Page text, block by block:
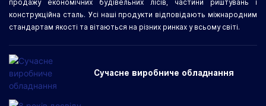
продажу економічних будівельних лісів, частини риштувань і
конструкційна сталь. Усі наші продукти відповідають міжнародним
стандартам якості та вітаються на різних ринках у всьому світі.
Сучасне виробниче обладнання